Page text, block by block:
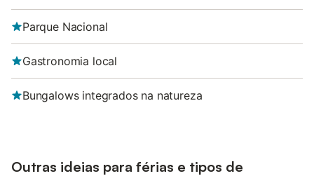
Parque Nacional
Gastronomia local
Bungalows integrados na natureza
Outras ideias para férias e tipos de